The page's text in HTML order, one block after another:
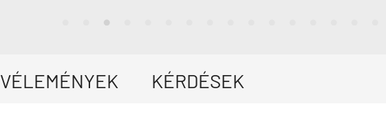
VÉLEMÉNYEK KÉRDÉSEK